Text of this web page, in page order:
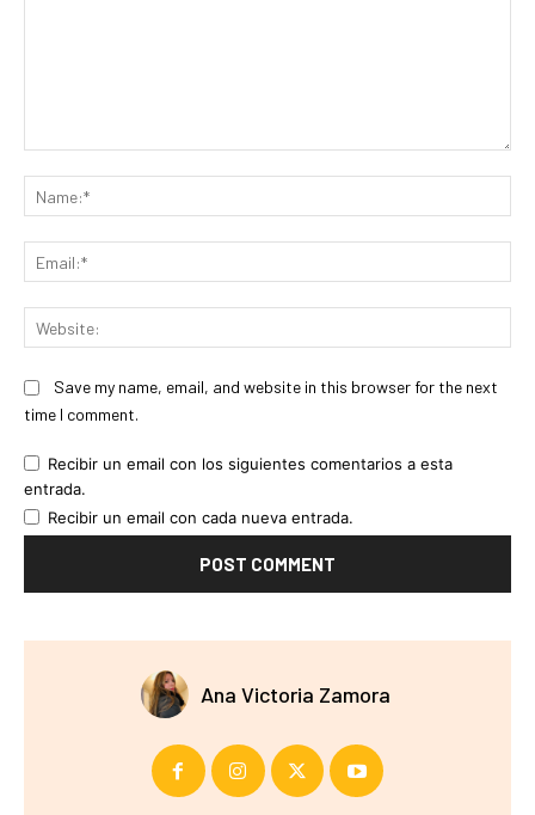
Save my name, email, and website in this browser for the next
time I comment.
Recibir un email con los siguientes comentarios a esta
entrada.
Recibir un email con cada nueva entrada.
Ana Victoria Zamora